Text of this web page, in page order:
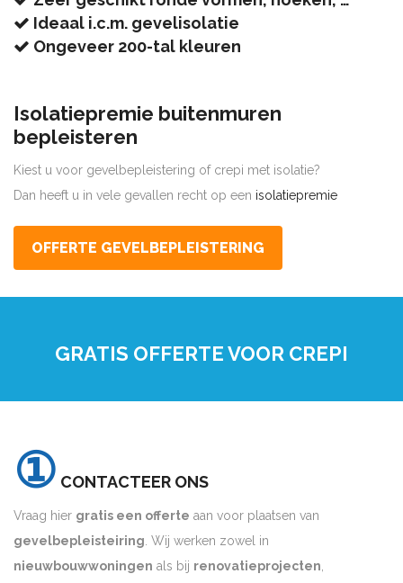
Ideaal i.c.m. gevelisolatie
Ongeveer 200-tal kleuren
Isolatiepremie buitenmuren
bepleisteren
Kiest u voor gevelbepleistering of crepi met isolatie?
Dan heeft u in vele gevallen recht op een isolatiepremie
OFFERTE GEVELBEPLEISTERING
GRATIS OFFERTE VOOR CREPI
① CONTACTEER ONS
Vraag hier gratis een offerte aan voor plaatsen van
gevelbepleisteiring. Wij werken zowel in
nieuwbouwwoningen als bij renovatieprojecten,